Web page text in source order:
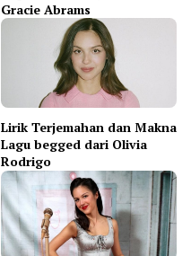
Gracie Abrams
Lirik Terjemahan dan Makna
Lagu begged dari Olivia
Rodrigo